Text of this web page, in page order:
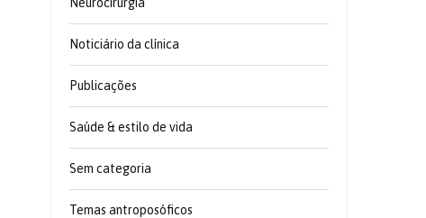
Noticiário da clínica
Publicações
Saúde & estilo de vida
Sem categoria
Temas antroposóficos